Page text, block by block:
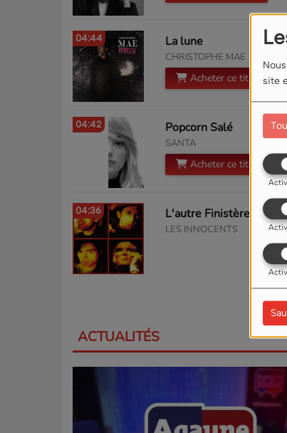
site
04:44 La lune
CHRISTOPHE MAE
Acheter ce titre
04:42 Popcorn Salé
SANTA
Acheter ce titre
04:36 L'autre Finistère
LES INNOCENTS
ACTUALITÉS